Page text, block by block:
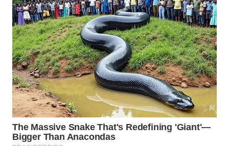
ADVOKAT
WAHANA
INFRASTRUKTUR
WAHANA
KONSUMEN
WAHANA
LISTRIK